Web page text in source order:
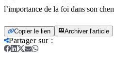
l’importance de la foi dans son
Copier le lien Archiver l'article
Partager sur: